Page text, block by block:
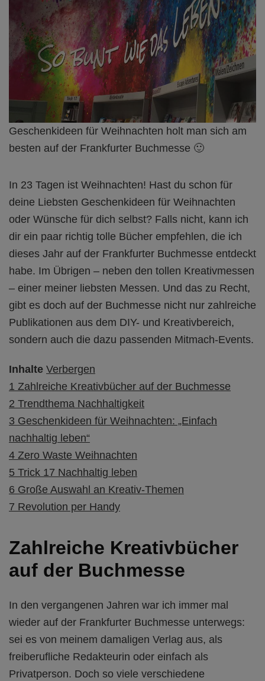
Geschenkideen für Weihnachten holt man sich am
besten auf der Frankfurter Buchmesse 🙂
In 23 Tagen ist Weihnachten! Hast du schon für
deine Liebsten Geschenkideen für Weihnachten
oder Wünsche für dich selbst? Falls nicht, kann ich
dir ein paar richtig tolle Bücher empfehlen, die ich
dieses Jahr auf der Frankfurter Buchmesse entdeckt
habe. Im Übrigen – neben den tollen Kreativmessen
– einer meiner liebsten Messen. Und das zu Recht,
gibt es doch auf der Buchmesse nicht nur zahlreiche
Publikationen aus dem DIY- und Kreativbereich,
sondern auch die dazu passenden Mitmach-Events.
Inhalte Verbergen
1 Zahlreiche Kreativbücher auf der Buchmesse
2 Trendthema Nachhaltigkeit
3 Geschenkideen für Weihnachten: „Einfach
nachhaltig leben“
4 Zero Waste Weihnachten
5 Trick 17 Nachhaltig leben
6 Große Auswahl an Kreativ-Themen
7 Revolution per Handy
Zahlreiche Kreativbücher
auf der Buchmesse
In den vergangenen Jahren war ich immer mal
wieder auf der Frankfurter Buchmesse unterwegs:
sei es von meinem damaligen Verlag aus, als
freiberufliche Redakteurin oder einfach als
Privatperson. Doch so viele verschiedene